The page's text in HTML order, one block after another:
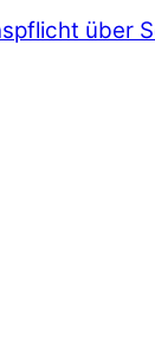
über